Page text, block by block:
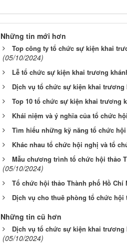
Những tin mới hơn
Top công ty tổ chức sự kiện khai
(05/10/2024)
Lễ tổ chức sự kiện khai trương
Dịch vụ tổ chức sự kiện khai trương
Top 10 tổ chức sự kiện khai trương
Khái niệm và ý nghĩa của tổ chức
Tìm hiểu những kỹ năng tổ chức
Khác nhau tổ chức hội nghị và tổ
Mẫu chương trình tổ chức hội thảo
(05/10/2024)
Tổ chức hội thảo Thành phố Hồ
Dịch vụ cho thuê phòng tổ chức hội
Những tin cũ hơn
Dịch vụ tổ chức sự kiện khai trương
(05/10/2024)